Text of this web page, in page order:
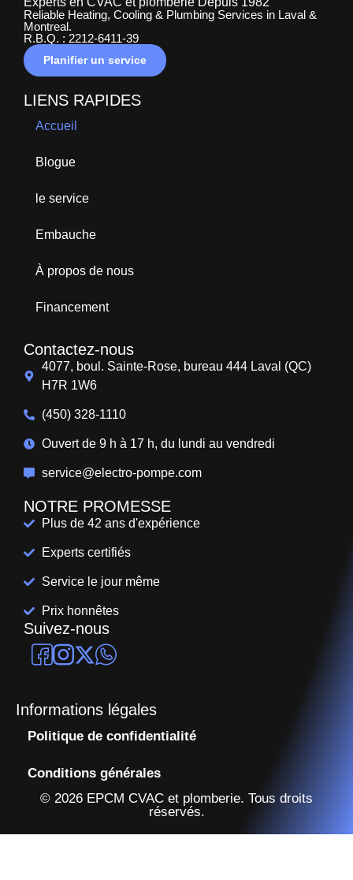
Reliable Heating, Cooling & Plumbing Services in Laval &
Montreal.
R.B.Q. : 2212-6411-39
Planifier un service
LIENS RAPIDES
Accueil
Blogue
le service
Embauche
À propos de nous
Financement
Contactez-nous
4077, boul. Sainte-Rose, bureau 444 Laval (QC)
H7R 1W6
(450) 328-1110
Ouvert de 9 h à 17 h, du lundi au vendredi
service@electro-pompe.com
NOTRE PROMESSE
Plus de 42 ans d'expérience
Experts certifiés
Service le jour même
Prix honnêtes
Suivez-nous
Informations légales
Politique de confidentialité
Conditions générales
© 2026 EPCM CVAC et plomberie. Tous droits
réservés.​